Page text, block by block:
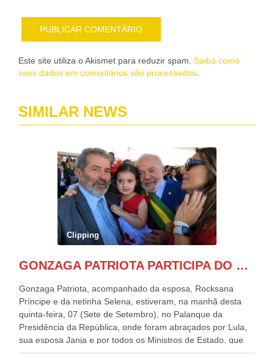
Este site utiliza o Akismet para reduzir spam. Saiba como
seus dados em comentários são processados
SIMILAR NEWS
Clipping
GONZAGA PATRIOTA PARTICIPA DO DESFILE DA INDEPENDÊNCIA NO PALANQUE DA PRESIDÊNCIA DA REPÚBLICA E É ABRAÇADO POR LULA E POR GERALDO ALCKMIN.
Gonzaga Patriota, acompanhado da esposa, Rocksana
Príncipe e da netinha Selena, estiveram, na manhã desta
quinta-feira, 07 (Sete de Setembro), no Palanque da
Presidência da República, onde foram abraçados por Lula,
sua esposa Janja e por todos os Ministros de Estado, que
estavam presentes, nos Desfiles da Independência da